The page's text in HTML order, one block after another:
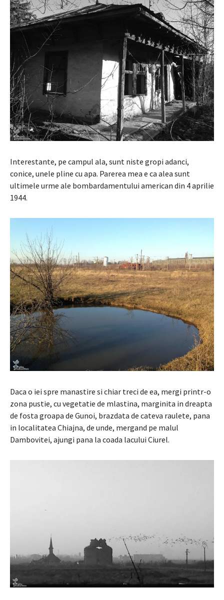
Interestante, pe campul ala, sunt niste gropi adanci,
conice, unele pline cu apa. Parerea mea e ca alea sunt
ultimele urme ale bombardamentului american din 4 aprilie
1944.
Daca o iei spre manastire si chiar treci de ea, mergi printr-o
zona pustie, cu vegetatie de mlastina, marginita in dreapta
de fosta groapa de Gunoi, brazdata de cateva raulete, pana
in localitatea Chiajna, de unde, mergand pe malul
Dambovitei, ajungi pana la coada lacului Ciurel.